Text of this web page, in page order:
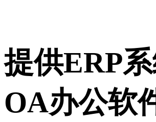
提供ERP系
OA办公软